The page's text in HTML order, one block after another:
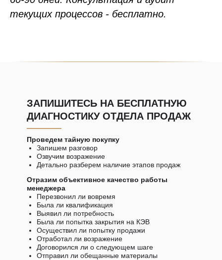
текущих процессов - бесплатно.
ЗАПИШИТЕСЬ НА БЕСПЛАТНУЮ
ДИАГНОСТИКУ ОТДЕЛА ПРОДАЖ
Проведем тайную покупку
Запишем разговор
Озвучим возражение
Детально разберем наличие этапов продаж
Отразим объективное качество работы
менеджера
Перезвонил ли вовремя
Была ли квалификация
Выявил ли потребность
Была ли попытка закрытия на КЭВ
Осуществил ли попытку продажи
Отработал ли возражение
Договорился ли о следующем шаге
Отправил ли обещанные материалы